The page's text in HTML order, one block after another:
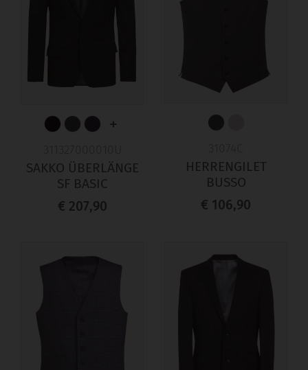
+
SAKKO ÜBERLÄNGE
SF BASIC
€ 207,90
HERRENGILET
BUSSO
€ 106,90